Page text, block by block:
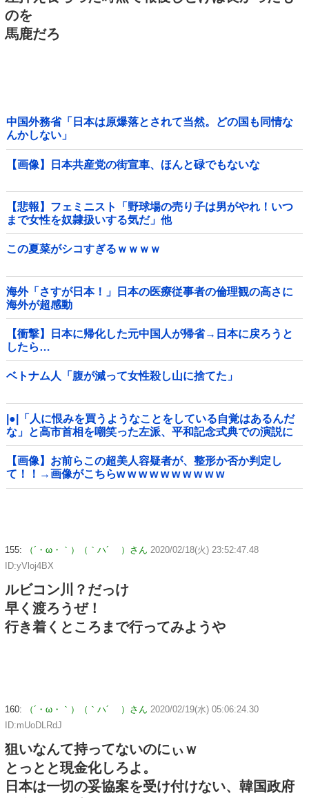
のを
馬鹿だろ
中国外務省「日本は原爆落とされて当然。どの国も同情な
んかしない」
【画像】日本共産党の街宣車、ほんと碌でもないな
【悲報】フェミニスト「野球場の売り子は男がやれ！いつ
まで女性を奴隷扱いする気だ」他
この夏菜がシコすぎるｗｗｗｗ
海外「さすが日本！」日本の医療従事者の倫理観の高さに
海外が超感動
【衝撃】日本に帰化した元中国人が帰省→日本に戻ろうと
したら…
ベトナム人「腹が減って女性殺し山に捨てた」
|●|「人に恨みを買うようなことをしている自覚はあるんだ
な」と高市首相を嘲笑った左派、平和記念式典での演説に
ケチを付けるも……
【画像】お前らこの超美人容疑者が、整形か否か判定し
て！！→画像がこちらw w w w w w w w w w
155: （´・ω・｀）（｀ハ´ ）さん 2020/02/18(火) 23:52:47.48
ID:yVloj4BX
ルビコン川？だっけ
早く渡ろうぜ！
行き着くところまで行ってみようや
160: （´・ω・｀）（｀ハ´ ）さん 2020/02/19(水) 05:06:24.30
ID:mUoDLRdJ
狙いなんて持ってないのにぃｗ
とっとと現金化しろよ。
日本は一切の妥協案を受け付けない、韓国政府